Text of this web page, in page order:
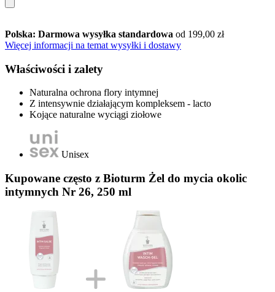
Polska: Darmowa wysyłka standardowa od 199,00 zł
Więcej informacji na temat wysyłki i dostawy
Właściwości i zalety
Naturalna ochrona flory intymnej
Z intensywnie działającym kompleksem - lacto
Kojące naturalne wyciągi ziołowe
Unisex
Kupowane często z Bioturm Żel do mycia okolic
intymnych Nr 26, 250 ml